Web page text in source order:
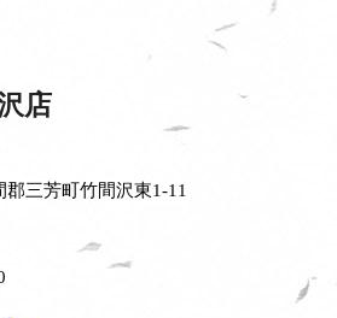
店
郡三芳町竹間沢東1-11